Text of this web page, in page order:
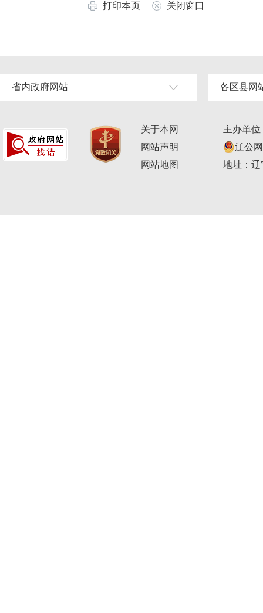
打印本页 关闭窗口
省内政府网站 各区县网
关于本网
网站声明
网站地图
主办单
辽公
地址：辽